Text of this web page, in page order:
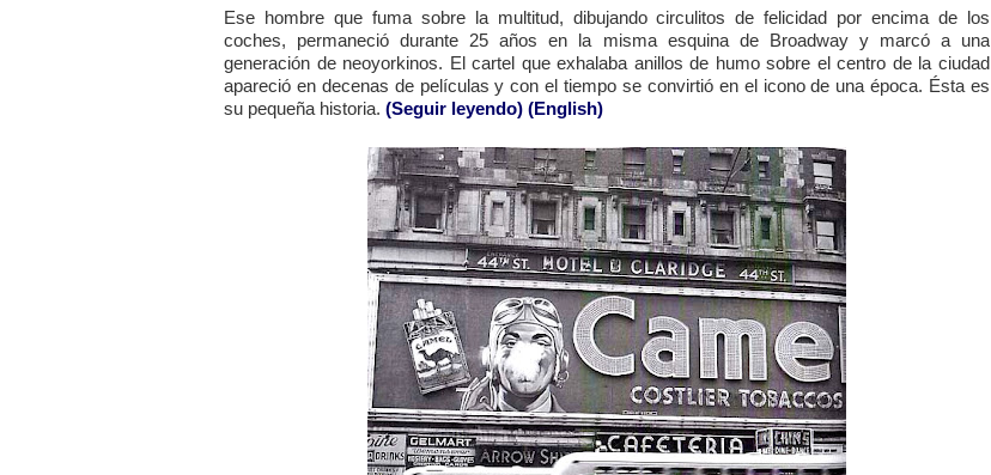
Ese hombre que fuma sobre la multitud, dibujando circulitos de felicidad por encima de los
coches, permaneció durante 25 años en la misma esquina de Broadway y marcó a una
generación de neoyorkinos. El cartel que exhalaba anillos de humo sobre el centro de la ciudad
apareció en decenas de películas y con el tiempo se convirtió en el icono de una época. Ésta es
su pequeña historia. (Seguir leyendo) (English)